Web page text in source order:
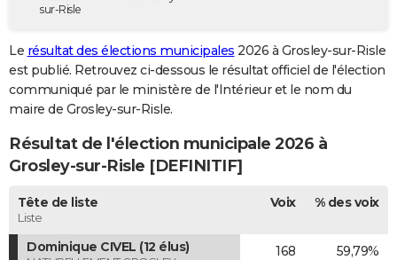
Destinations
City break
Voyage nature
Voyage de noces
Forum
GUIDES D'ACHAT
BONS PLANS
Carte de Noël
Carte Bonne année
Carte Saint-Valentin
Carte Pâques
Carte d'anniversaire
DICTIONNAIRE
Dictionnaire
Biographies
Citations
Expressions
Proverbes
PROGRAMME TV
COPAINS D'AVANT
sur-Risle
Le résultat des élections municipales 2026 à Grosley-sur-Risle
est publié. Retrouvez ci-dessous le résultat officiel de l'élection
communiqué par le ministère de l'Intérieur et le nom du
maire de Grosley-sur-Risle.
Résultat de l'élection municipale 2026 à
Grosley-sur-Risle [DEFINITIF]
Tête de liste
Liste
Voix % des voix
Dominique CIVEL (12 élus) 168 59,79%